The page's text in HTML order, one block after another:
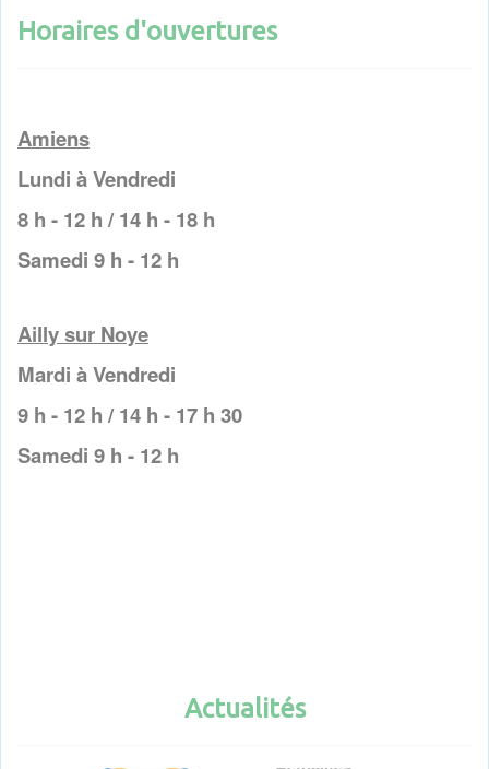
Horaires d'ouvertures
Amiens
Lundi à Vendredi
8 h - 12 h / 14 h - 18 h
Samedi 9 h - 12 h
Ailly sur Noye
Mardi à Vendredi
9 h - 12 h / 14 h - 17 h 30
Samedi 9 h - 12 h
Actualités